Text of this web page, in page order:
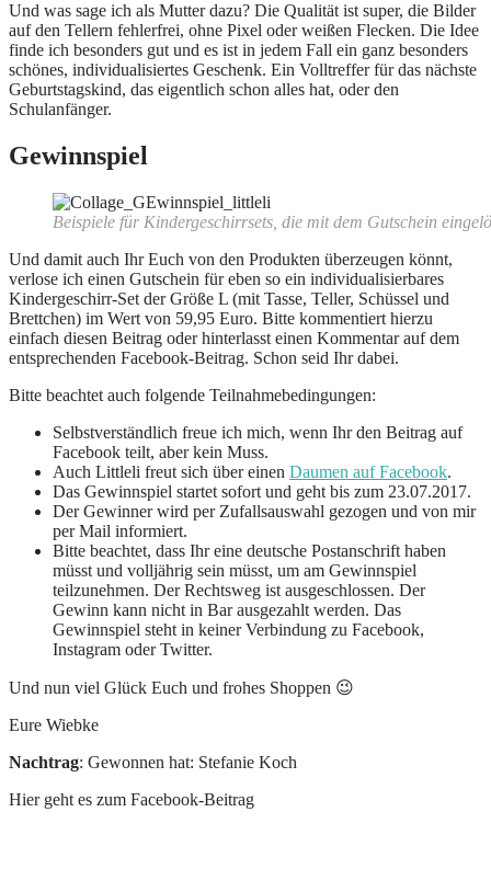
Und was sage ich als Mutter dazu? Die Qualität ist super, die Bilder
auf den Tellern fehlerfrei, ohne Pixel oder weißen Flecken. Die Idee
finde ich besonders gut und es ist in jedem Fall ein ganz besonders
schönes, individualisiertes Geschenk. Ein Volltreffer für das nächste
Geburtstagskind, das eigentlich schon alles hat, oder den
Schulanfänger.
Gewinnspiel
Beispiele für Kindergeschirrsets, die mit dem Gutschein
Und damit auch Ihr Euch von den Produkten überzeugen könnt,
verlose ich einen Gutschein für eben so ein individualisierbares
Kindergeschirr-Set der Größe L (mit Tasse, Teller, Schüssel und
Brettchen) im Wert von 59,95 Euro. Bitte kommentiert hierzu
einfach diesen Beitrag oder hinterlasst einen Kommentar auf dem
entsprechenden Facebook-Beitrag. Schon seid Ihr dabei.
Bitte beachtet auch folgende Teilnahmebedingungen:
Selbstverständlich freue ich mich, wenn Ihr den Beitrag auf
Facebook teilt, aber kein Muss.
Auch Littleli freut sich über einen Daumen auf Facebook.
Das Gewinnspiel startet sofort und geht bis zum 23.07.2017.
Der Gewinner wird per Zufallsauswahl gezogen und von mir
per Mail informiert.
Bitte beachtet, dass Ihr eine deutsche Postanschrift haben
müsst und volljährig sein müsst, um am Gewinnspiel
teilzunehmen. Der Rechtsweg ist ausgeschlossen. Der
Gewinn kann nicht in Bar ausgezahlt werden. Das
Gewinnspiel steht in keiner Verbindung zu Facebook,
Instagram oder Twitter.
Und nun viel Glück Euch und frohes Shoppen 😉
Eure Wiebke
Nachtrag: Gewonnen hat: Stefanie Koch
Hier geht es zum Facebook-Beitrag